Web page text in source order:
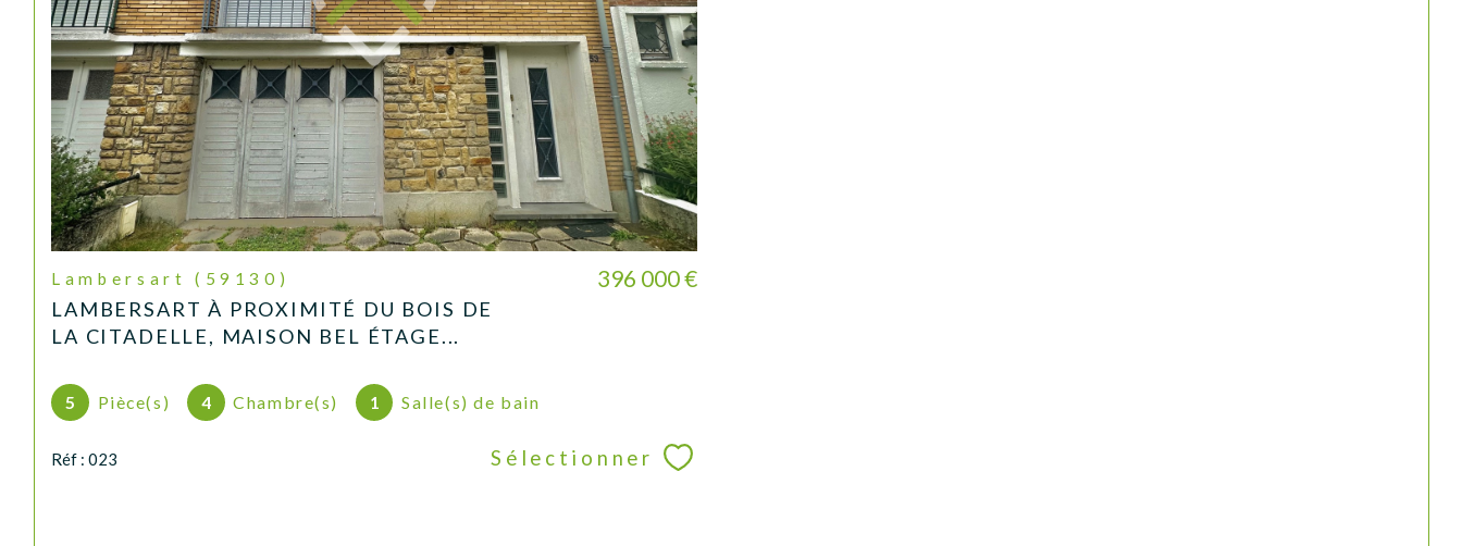
Lambersart (59130)
LAMBERSART À PROXIMITÉ DU BOIS DE
LA CITADELLE, MAISON BEL ÉTAGE...
396 000 €
5 Pièce(s) 4 Chambre(s) 1 Salle(s) de bain
Réf : 023 Sélectionner